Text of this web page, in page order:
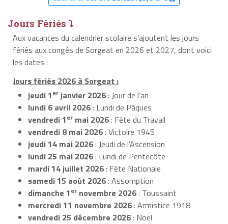
Jours Fériés ⤵
Aux vacances du calendrier scolaire s’ajoutent les jours
fériés aux congés de Sorgeat en 2026 et 2027, dont voici
les dates :
Jours fériés 2026 à Sorgeat :
jeudi 1er janvier 2026: Jour de l'an
lundi 6 avril 2026: Lundi de Pâques
vendredi 1er mai 2026: Fête du Travail
vendredi 8 mai 2026: Victoire 1945
jeudi 14 mai 2026: Jeudi de l'Ascension
lundi 25 mai 2026: Lundi de Pentecôte
mardi 14 juillet 2026: Fête Nationale
samedi 15 août 2026: Assomption
dimanche 1er novembre 2026: Toussaint
mercredi 11 novembre 2026: Armistice 1918
vendredi 25 décembre 2026: Noël